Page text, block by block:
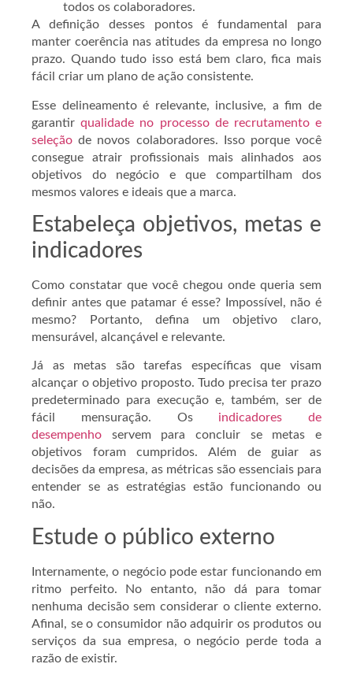
todos os colaboradores.
A definição desses pontos é fundamental para
manter coerência nas atitudes da empresa no longo
prazo. Quando tudo isso está bem claro, fica mais
fácil criar um plano de ação consistente.
Esse delineamento é relevante, inclusive, a fim de
garantirqualidade no processo de recrutamento e
seleção de novos colaboradores. Isso porque você
consegue atrair profissionais mais alinhados aos
objetivos do negócio e que compartilham dos
mesmos valores e ideais que a marca.
Estabeleça objetivos, metas e
indicadores
Como constatar que você chegou onde queria sem
definir antes que patamar é esse? Impossível, não é
mesmo? Portanto, defina um objetivo claro,
mensurável, alcançável e relevante.
Já as metas são tarefas específicas que visam
alcançar o objetivo proposto. Tudo precisa ter prazo
predeterminado para execução e, também, ser de
fácil mensuração. Os indicadores de
desempenho servem para concluir se metas e
objetivos foram cumpridos. Além de guiar as
decisões da empresa, as métricas são essenciais para
entender se as estratégias estão funcionando ou
não.
Estude o público externo
Internamente, o negócio pode estar funcionando em
ritmo perfeito. No entanto, não dá para tomar
nenhuma decisão sem considerar o cliente externo.
Afinal, se o consumidor não adquirir os produtos ou
serviços da sua empresa, o negócio perde toda a
razão de existir.